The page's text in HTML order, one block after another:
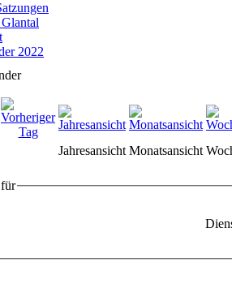
2022
Jahresansicht Monatsansicht